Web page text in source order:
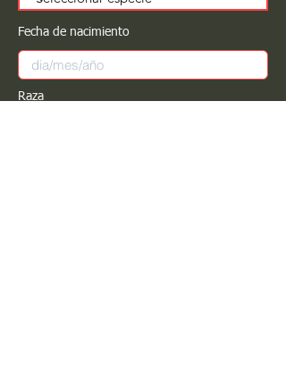
Fecha de nacimiento
Raza